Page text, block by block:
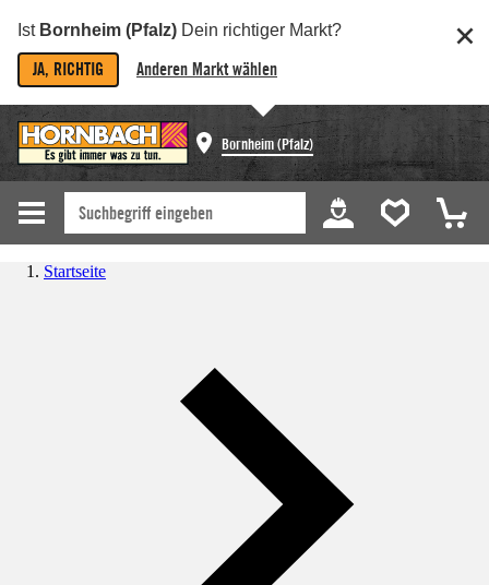
Ist Bornheim (Pfalz) Dein richtiger Markt?
JA, RICHTIG Anderen Markt wählen
Bornheim (Pfalz)
Startseite